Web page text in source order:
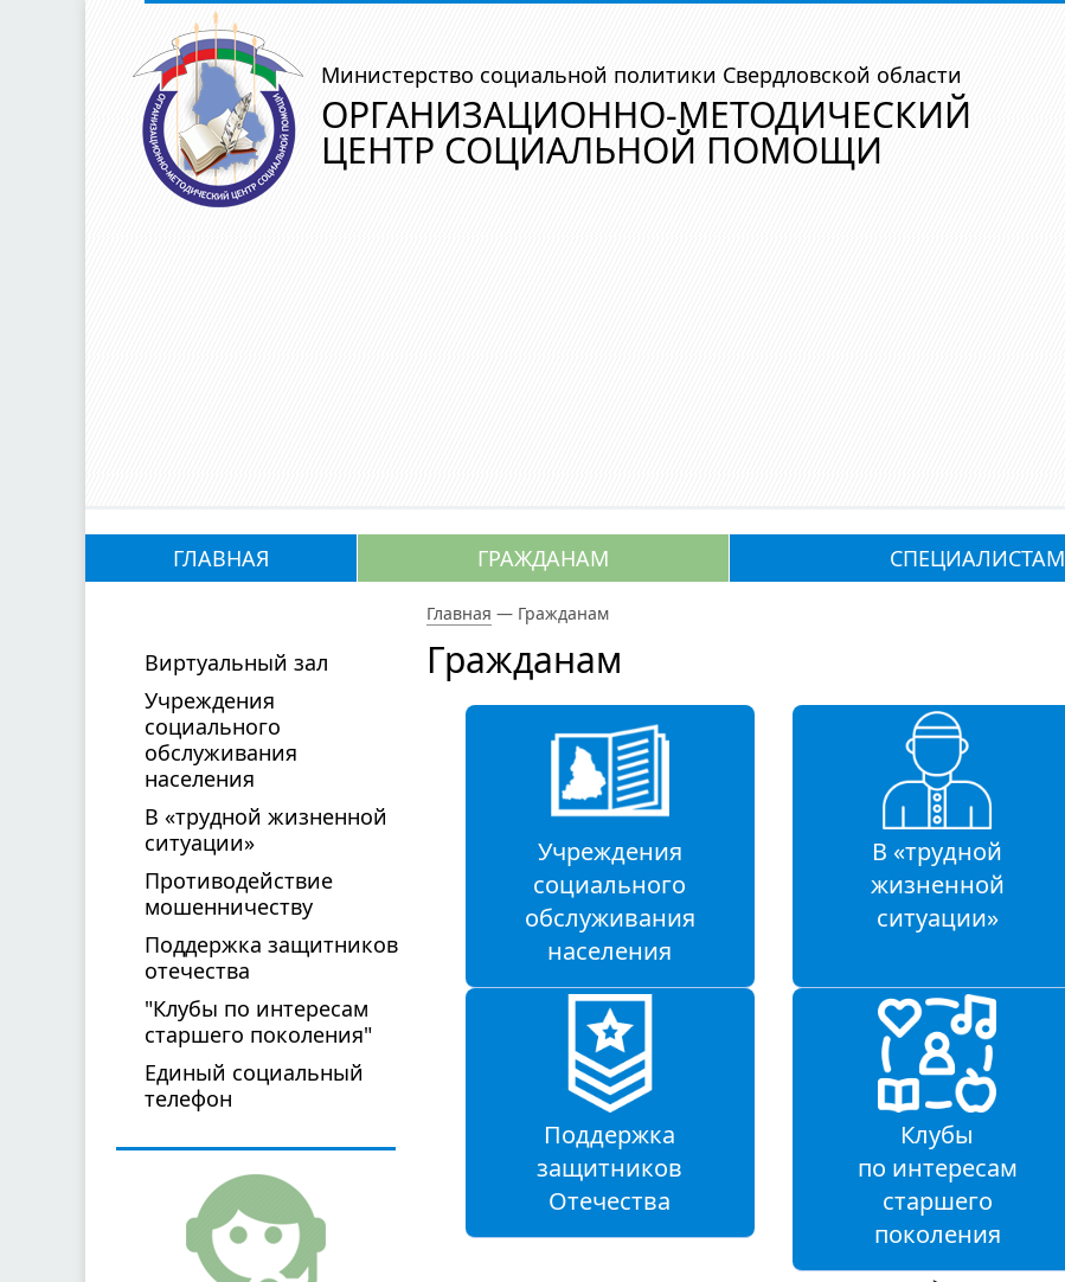
Министерство социальной политики Свердловской области
ОРГАНИЗАЦИОННО-МЕТОДИЧЕСКИЙ
ЦЕНТР СОЦИАЛЬНОЙ ПОМОЩИ
ГЛАВНАЯ ГРАЖДАНАМ СПЕЦИАЛИСТАМ
Главная — Гражданам
Гражданам
Учреждения
социального
обслуживания
населения
В «трудной
жизненной
ситуации»
Поддержка
защитников
Отечества
Клубы
по интересам
старшего
поколения
Виртуальный зал
Учреждения
социального
обслуживания
населения
В «трудной жизненной
ситуации»
Противодействие
мошенничеству
Поддержка защитников
отечества
"Клубы по интересам
старшего поколения"
Единый социальный
телефон